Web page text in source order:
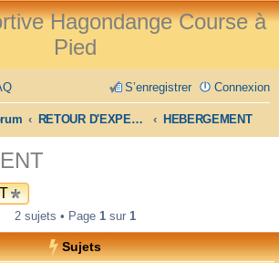
Hagondange Course à
Pied
Connexion
S’enregistrer
RETOUR D'EXPERIENCE HEBERGEMENT
2 sujets • Page 1sur 1
Sujets